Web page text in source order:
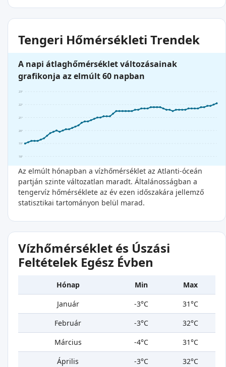
Tengeri Hőmérsékleti Trendek
A napi átlaghőmérséklet változásainak
grafikonja az elmúlt 60 napban
18°
19°
20°
21°
22°
23°
Az elmúlt hónapban a vízhőmérséklet az Atlanti-óceán
partján szinte változatlan maradt. Általánosságban a
tengervíz hőmérséklete az év ezen időszakára jellemző
statisztikai tartományon belül marad.
Vízhőmérséklet és Úszási
Feltételek Egész Évben
Hónap Min
Max
Január
-3°C
31°C
Február
-3°C
32°C
Március
-4°C
31°C
Április
-3°C
32°C